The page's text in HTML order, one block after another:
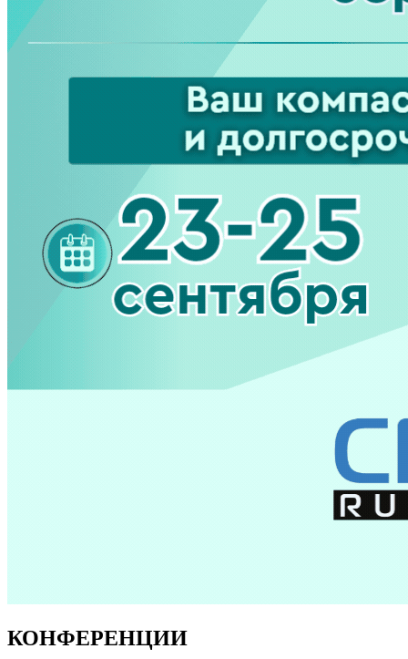
КОНФЕРЕНЦИИ